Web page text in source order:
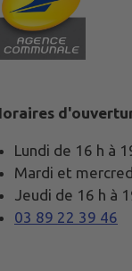
Lundi de 16 h à
Mardi et
Jeudi de 16 h à
03 89 22 39 46